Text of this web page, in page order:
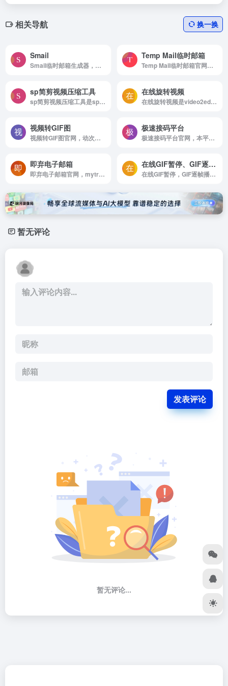
相关导航 换一换
Smail
Smail临时邮箱生成器，免费一次性邮箱服务，24小时有效期，无需注册即可使用。
Temp Mail临时邮箱
Temp Mail临时邮箱官网，10分钟的电子信箱，临时邮箱，保护私隐，避免收到垃圾邮件的最佳方案！
sp简剪视频压缩工具
sp简剪视频压缩工具是sp简剪是提供视频在线无损压缩，支持avi压缩，flv压缩，m4v压缩，mkv压缩，mov压缩，mp4压缩，wmv压缩，3gp压缩等多种格式压缩且支持为视频添加伴奏，修改背景音乐，裁剪尺寸，无...
在线旋转视频
在线旋转视频是video2edit在线旋转视频工具.在这里，您可以向左或向右旋转视频，翻转视频文件以及水平或垂直镜像视频剪辑。
视频转GIF图
视频转GIF图官网，动次是科握旗下一款在线视频转GIF免费工具。它是为新媒体运营定制的动图制作软件，提供三种GIF尺寸选择，分别对应微信公众号贴图最佳尺寸，微博配图最佳大小和微信表情包制作。动次支持手机浏览器制作视频动图，生成适合微信，微博发布的GIF图片大小。您也可以用小视频制作表情包，并直接将GIF导出保存在手机。
极速接码平台
极速接码平台官网，本平台可以在线接收短信，接收短信验证码，+86接码，+86 接码平台，比国外类似短信验证码接收更快捷。超级云短 信-真正免费的在线云短信接码平台，服务中国，美国，欧洲，加拿大等128个国家 | Receive SMS。 在线短信接收平台，免费验证码接收 平台，虚拟手机号接收短信app，哪个短信平台比较好，代收手机短信验证码，云短信，云短信验证码，云短信 中国， 云短信接收，云短信美国，云短信接码，接码平台，接码平台2021，云短信2021，接码 软件，接码平台推荐，接码号，接码短信平台，接码邮箱，云短信平台，云短信发送，云短信香港，云短信中国号码，Cloud SMS，SMS，Online message，短信验证接收，在线短信接收，sms_receive，短信接收，超 级云短信，短信验证码接收， 接码，接码平台，在线接码，虚拟手机号码 接收短信，国外短信接收平台，手机短信验证码，手机验证码平台，接 码平台，短信验证码，验证码平台，云验证码平台，短信验证码是多少，手机短信验证码接收系统，验证码短信平台，虚拟手机号验证码平台，手机收不到验证码，手机验证码接收软件，免费的临时手机号软件，手机获取验证码收费吗，虚拟手机验证码生成器，免费的临时手机号软件，网站验证码短信平台，接收手机验证码平台，发短信最便宜，手机收验证码服务，网站注册手机验证码，接码，接码平台，在线接码
即弃电子邮箱
即弃电子邮箱官网，mytrashmailer，com使用我们的免费即弃电子邮箱服务，无须设立一个电子邮箱账户就可接收邮件。
在线GIF暂停、GIF逐帧播放、GIF动态图片分解工具、GIF转成帧
在线GIF暂停，GIF逐帧播放，GIF动态图片分解工具，GIF转成帧官网，GIF在线拆解，GIF转成帧，GIF帧截图，GIF慢放，动态图在线播放，暂停，逐帧播放，动态图片分解，动态图拆解，在线GIF分解工具
暂无评论
发表评论
暂无评论...